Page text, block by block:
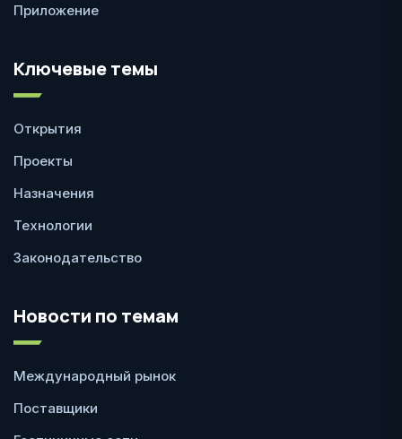
Приложение
Ключевые темы
Открытия
Проекты
Назначения
Технологии
Законодательство
Новости по темам
Международный рынок
Поставщики